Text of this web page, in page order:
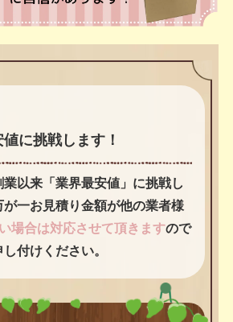
に挑戦します！
以来「業界最安値」に挑戦し
一お見積り金額が他の業者様
場合は対応させて頂きますので
付けください。